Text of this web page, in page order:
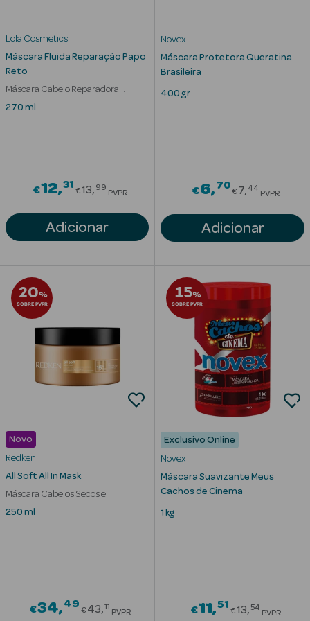
Estrias
Rosácea
Rugas
Pele Seca
Vouchers
Lola Cosmetics
Máscara Fluida Reparação Papo
Reto
Máscara Cabelo Reparadora
Cabelo Danificado
270 ml
€12 31Price reduced from
€13 99
PVPR
Adicionar
Novex
Máscara Protetora Queratina
Brasileira
400 gr
€6 70Price
€ 7 44
PVPR
Adicionar
20%
SOBRE PVPR
Novo
Redken
All Soft All In Mask
Máscara Cabelos Secos e
Quebradiços
250 ml
€34 49Price reduced from
€ 43 11
PVPR
15%
SOBRE PVPR
Exclusivo Online
Novex
Máscara Suavizante Meus
Cachos de Cinema
1 kg
€11 51Price
€13 54
PVPR